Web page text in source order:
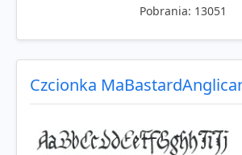
Pobrania: 13051
Czcionka